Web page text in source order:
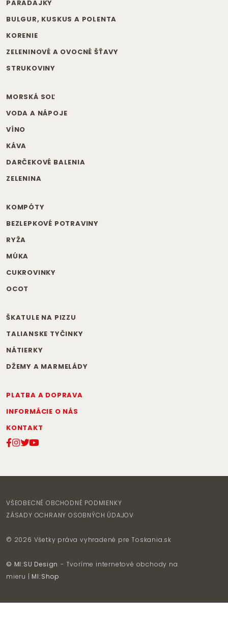
PARADAJKY
BULGUR, KUSKUS A POLENTA
KORENIE
ZELENINOVÉ A OVOCNÉ ŠŤAVY
STRUKOVINY
MORSKÁ SOĽ
VODA A NÁPOJE
VÍNO
KÁVA
DARČEKOVÉ BALENIA
ZELENINA
KOMPÓTY
BEZLEPKOVÉ POTRAVINY
RYŽA
MÚKA
CUKROVINKY
OCOT
ŠKATULE NA PIZZU
TALIANSKE TYČINKY
NÁTIERKY
DŽEMY A MARMELÁDY
PLATBA A DOPRAVA
INFORMÁCIE O NÁS
KONTAKT
VŠEOBECNÉ OBCHODNÉ PODMIENKY
ZÁSADY OCHRANY OSOBNÝCH ÚDAJOV
© 2026 Všetky práva vyhradené preToskania.sk
© MI:SU Design - Tvoríme internetové obchody na
mieru | MI:Shop